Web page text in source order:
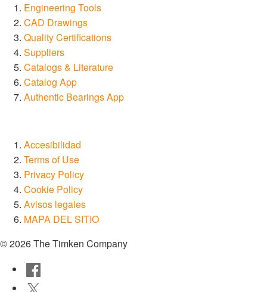
Engineering Tools
CAD Drawings
Quality Certifications
Suppliers
Catalogs & Literature
Catalog App
Authentic Bearings App
Accesibilidad
Terms of Use
Privacy Policy
Cookie Policy
Avisos legales
MAPA DEL SITIO
© 2026 The Timken Company
Facebook
Twitter